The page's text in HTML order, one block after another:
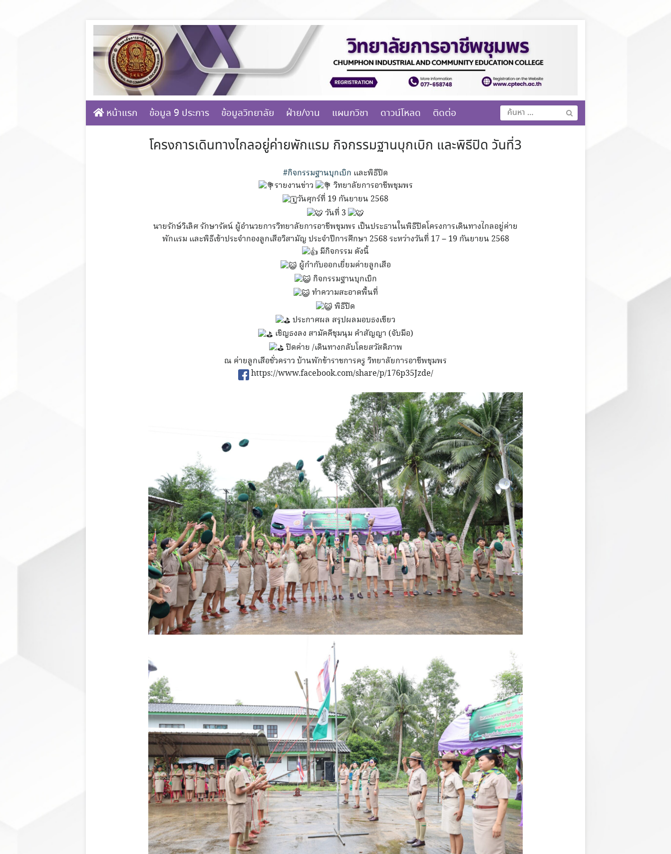
หน้าแรก ข้อมูล 9 ประการ ข้อมูลวิทยาลัย ฝ่าย/งาน แผนกวิชา ดาวน์โหลด ติดต่อ
ค้นหา
สำหรับ:
โครงการเดินทางไกลอยู่ค่ายพักแรม กิจกรรมฐานบุกเบิก และพิธีปิด วันที่3
#กิจกรรมฐานบุกเบิก และพิธีปิด
รายงานข่าว
วิทยาลัยการอาชีพชุมพร
วันศุกร์ที่ 19 กันยายน 2568
วันที่ 3
นายรักษ์วิเลิศ รักษารัตน์ ผู้อำนวยการวิทยาลัยการอาชีพชุมพร เป็นประธานในพิธีปิดโครงการเดินทางไกลอยู่ค่าย
พักแรม และพิธีเข้าประจำกองลูกเสือวิสามัญ ประจำปีการศึกษา 2568 ระหว่างวันที่ 17 – 19 กันยายน 2568
มีกิจกรรม ดังนี้
ผู้กำกับออกเยี่ยมค่ายลูกเสือ
กิจกรรมฐานบุกเบิก
ทำความสะอาดพื้นที่
พิธีปิด
ประกาศผล สรุปผลมอบธงเขียว
เชิญธงลง สามัคคีชุมนุม คำสัญญา (จับมือ)
ปิดค่าย /เดินทางกลับโดยสวัสดิภาพ
ณ ค่ายลูกเสือชั่วคราว บ้านพักข้าราชการครู วิทยาลัยการอาชีพชุมพร
https://www.facebook.com/share/p/176p35Jzde/